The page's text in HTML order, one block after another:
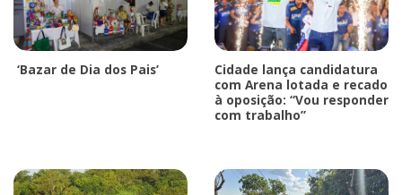
‘Bazar de Dia dos Pais’
Cidade lança candidatura
com Arena lotada e recado
à oposição: “Vou responder
com trabalho”